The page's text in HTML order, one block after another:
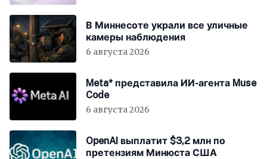
В Миннесоте украли все уличные
камеры наблюдения
6 августа 2026
Meta* представила ИИ-агента Muse
Code
6 августа 2026
OpenAI выплатит $3,2 млн по
претензиям Минюста США